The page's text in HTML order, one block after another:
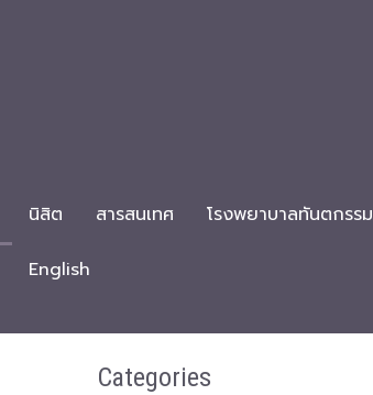
นิสิต สารสนเทศ โรงพยาบาลทันตกรรม
English
Categories